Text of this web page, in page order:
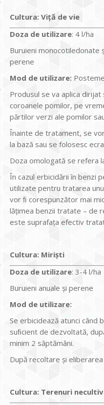
Cultura: Viţă de vie
Doza de utilizare: 4 l/ha
Buruieni monocotiledonate
perene
Mod de utilizare:
Produsul se va aplica
coroanele pomilor, pe
părtilor verzi ale pomilor
Înainte de tratament, se
la bază sau se folosesc
Doza omologată se refera
În cazul erbicidării în benzi
utilizate pentru tratarea
vor ﬁ corespunzător mai
lățimea benzii tratate – de
este suprafața efectiv
Cultura: Miriști
Doza de utilizare: 3-4 l/ha
Buruieni anuale şi perene
Mod de utilizare:
Se erbicidează atunci când
suﬁcient de dezvoltată,
minim 2 săptămâni.
După recoltare și
Cultura: Terenuri